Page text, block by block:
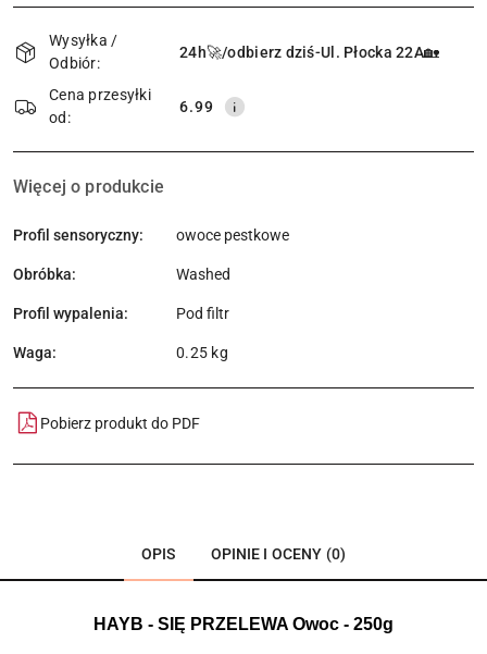
Dostępność
i
dostawa
Wysyłka /
Odbiór:
24h🚀/odbierz dziś-Ul. Płocka 22A🏡
Cena przesyłki
od:
6.99
Więcej o produkcie
Profil sensoryczny: owoce pestkowe
Obróbka: Washed
Profil wypalenia: Pod filtr
Waga: 0.25 kg
Pobierz produkt do PDF
OPIS OPINIE I OCENY (0)
HAYB - SIĘ PRZELEWA Owoc - 250g